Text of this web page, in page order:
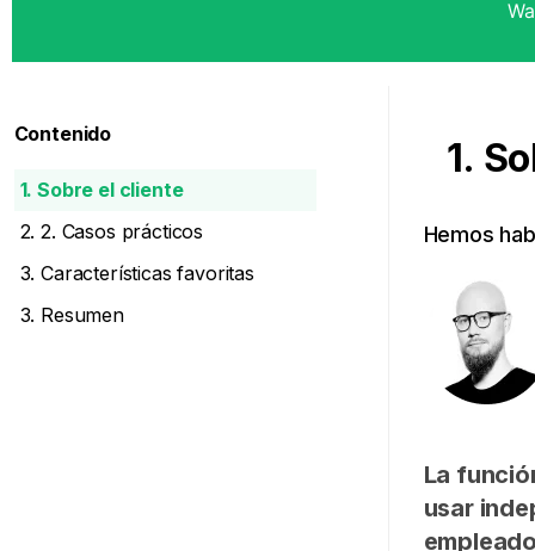
Contenido
1. Sobre el cliente
2. 2. Casos prácticos
3. Características favoritas
3. Resumen
1.
Hemos
La
usar